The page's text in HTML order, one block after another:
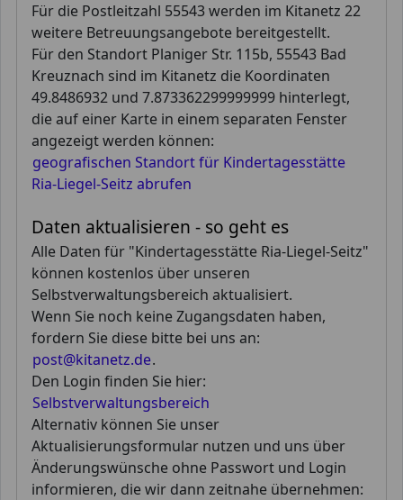
Für die Postleitzahl 55543 werden im Kitanetz 22
weitere Betreuungsangebote bereitgestellt.
Für den Standort Planiger Str. 115b, 55543 Bad
Kreuznach sind im Kitanetz die Koordinaten
49.8486932 und 7.873362299999999 hinterlegt,
die auf einer Karte in einem separaten Fenster
angezeigt werden können:
geografischen Standort für Kindertagesstätte
Ria-Liegel-Seitz abrufen
Daten aktualisieren - so geht es
Alle Daten für "Kindertagesstätte Ria-Liegel-Seitz"
können kostenlos über unseren
Selbstverwaltungsbereich aktualisiert.
Wenn Sie noch keine Zugangsdaten haben,
fordern Sie diese bitte bei uns an:
post@kitanetz.de.
Den Login finden Sie hier:
Selbstverwaltungsbereich
Alternativ können Sie unser
Aktualisierungsformular nutzen und uns über
Änderungswünsche ohne Passwort und Login
informieren, die wir dann zeitnahe übernehmen: